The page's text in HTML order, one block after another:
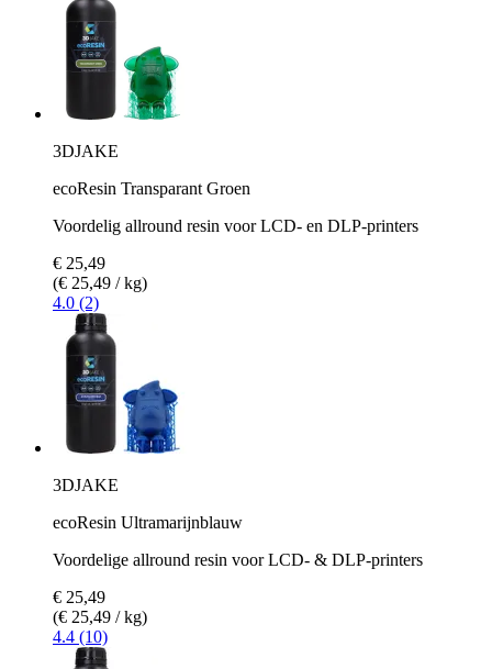
3DJAKE
ecoResin Transparant Groen
Voordelig allround resin voor LCD- en DLP-printers
€ 25,49
(€ 25,49 / kg)
4.0 (2)
3DJAKE
ecoResin Ultramarijnblauw
Voordelige allround resin voor LCD- & DLP-printers
€ 25,49
(€ 25,49 / kg)
4.4 (10)